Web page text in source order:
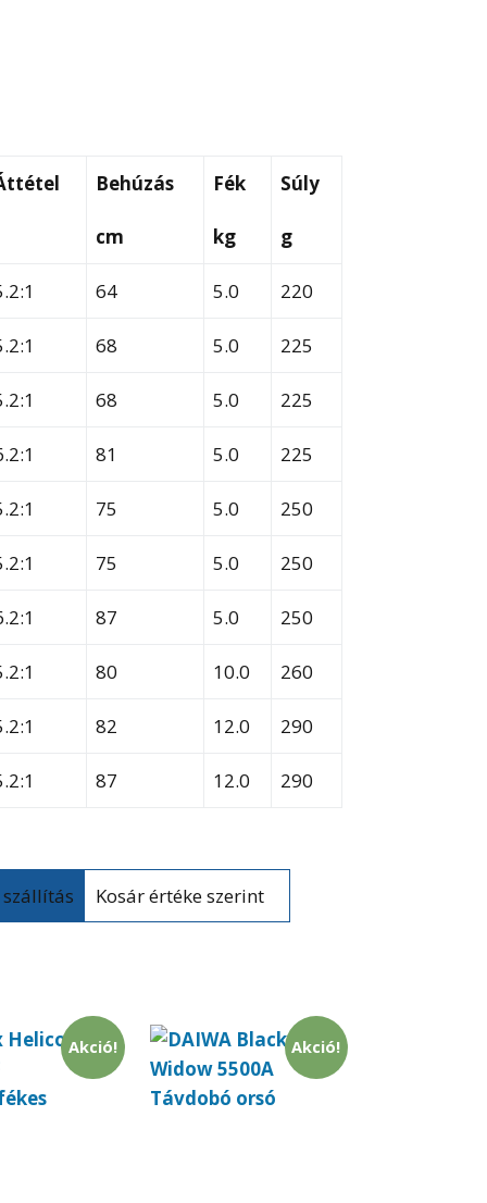
Behúzás Fék Súly
cm kg g
64 5.0 220
68 5.0 225
68 5.0 225
81 5.0 225
75 5.0 250
75 5.0 250
87 5.0 250
80 10.0 260
82 12.0 290
87 12.0 290
Kosár értéke szerint
Akció! Akció!